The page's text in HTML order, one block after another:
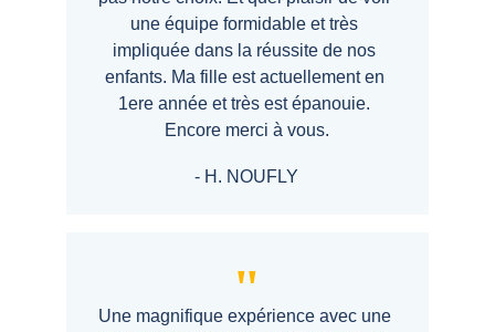
une équipe formidable et très
impliquée dans la réussite de nos
enfants. Ma fille est actuellement en
1ere année et très est épanouie.
Encore merci à vous.
- H. NOUFLY
"
Une magnifique expérience avec une